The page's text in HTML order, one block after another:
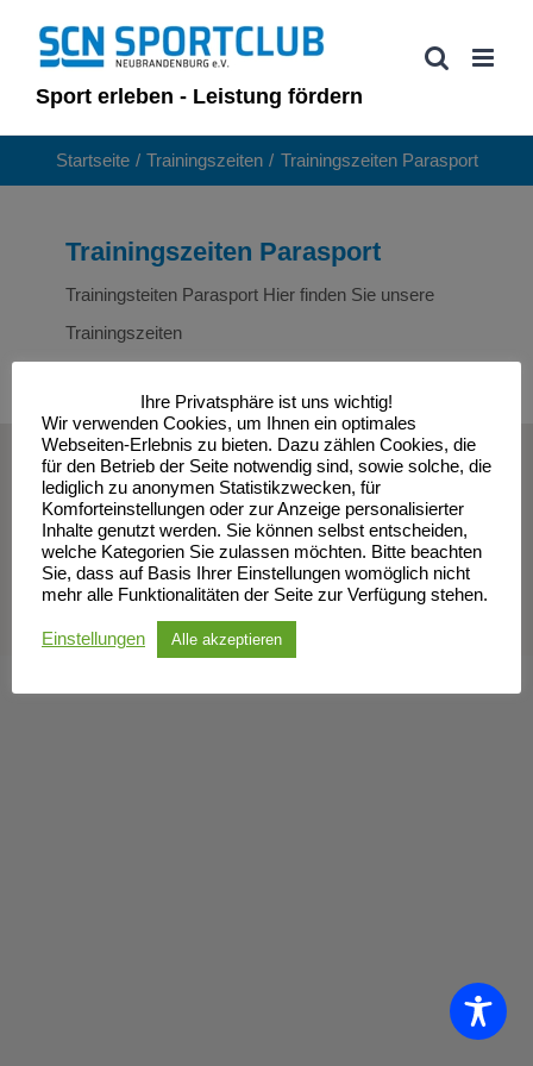
Inhalt
springenSport erleben - Leistung fördern
Startseite Trainingszeiten Trainingszeiten Parasport
Trainingszeiten Parasport
Trainingsteiten Parasport Hier finden Sie unsere
Trainingszeiten
© Sportclub Neubrandenburg e.V. | All Rights Reserved
Impressum Datenschutzerklärung
Ihre Privatsphäre ist uns wichtig!
Wir verwenden Cookies, um Ihnen ein optimales
Webseiten-Erlebnis zu bieten. Dazu zählen Cookies, die
für den Betrieb der Seite notwendig sind, sowie solche, die
lediglich zu anonymen Statistikzwecken, für
Komforteinstellungen oder zur Anzeige personalisierter
Inhalte genutzt werden. Sie können selbst entscheiden,
welche Kategorien Sie zulassen möchten. Bitte beachten
Sie, dass auf Basis Ihrer Einstellungen womöglich nicht
mehr alle Funktionalitäten der Seite zur Verfügung stehen.
Einstellungen Alle akzeptieren